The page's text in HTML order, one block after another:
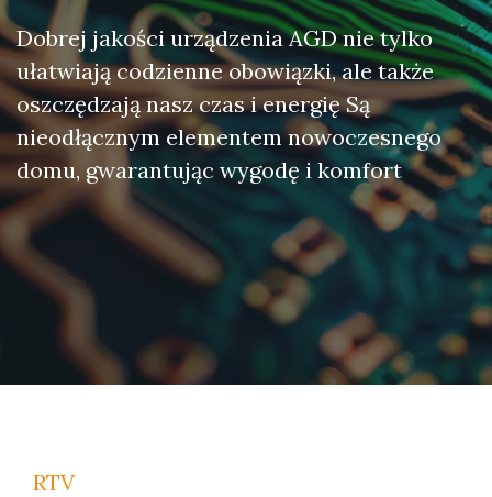
Dobrej jakości urządzenia AGD nie tylko
ułatwiają codzienne obowiązki, ale także
oszczędzają nasz czas i energię Są
nieodłącznym elementem nowoczesnego
domu, gwarantując wygodę i komfort
RTV